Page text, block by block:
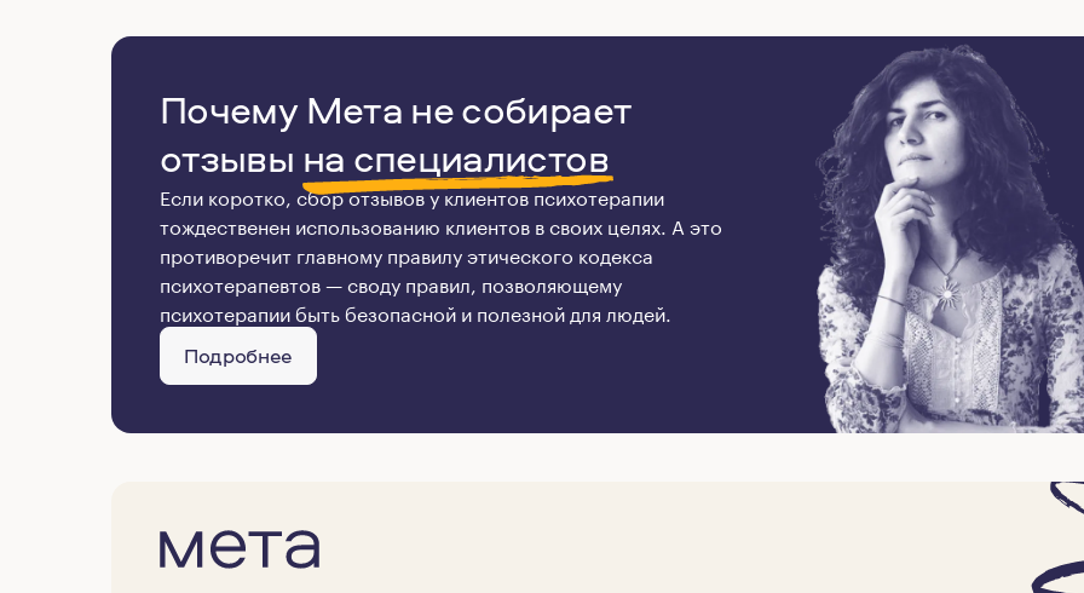
Почему Мета не собирает
отзывы на специалистов
Если коротко, сбор отзывов у клиентов психотерапии
тождественен использованию клиентов в своих целях. А это
противоречит главному правилу этического кодекса
психотерапевтов — своду правил, позволяющему
психотерапии быть безопасной и полезной для людей.
Подробнее